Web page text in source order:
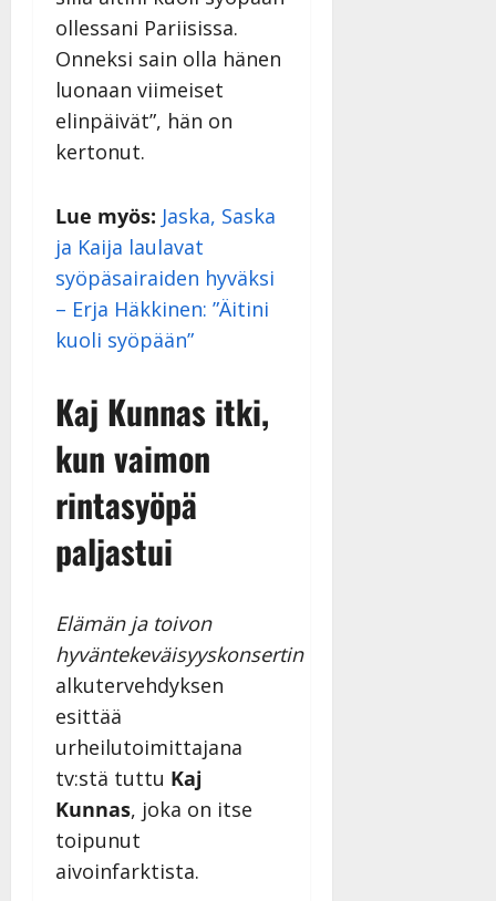
ollessani Pariisissa.
Onneksi sain olla hänen
luonaan viimeiset
elinpäivät”, hän on
kertonut.
Lue myös: Jaska, Saska
ja Kaija laulavat
syöpäsairaiden hyväksi
– Erja Häkkinen: ”Äitini
kuoli syöpään”
Kaj Kunnas itki,
kun vaimon
rintasyöpä
paljastui
Elämän ja toivon
hyväntekeväisyyskonsertin
alkutervehdyksen
esittää
urheilutoimittajana
tv:stä tuttu Kaj
Kunnas, joka on itse
toipunut
aivoinfarktista.